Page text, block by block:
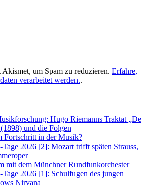
um Spam zu reduzieren. Erfahre,
verarbeitet werden..
Hugo Riemanns Traktat „De
und die Folgen
Fortschritt in der Musik?
Tage 2026 [2]: Mozart trifft späten Strauss,
mit dem Münchner Rundfunkorchester
Tage 2026 [1]: Schulfugen des jungen
Nirvana